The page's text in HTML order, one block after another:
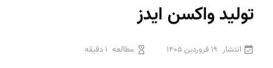
تولید واکسن ایدز
انتشار 19 فروردین 1405 مطالعه 1 دقیقه